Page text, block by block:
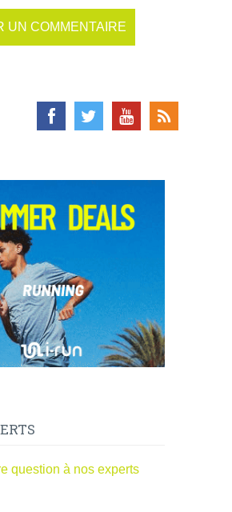
question à nos experts